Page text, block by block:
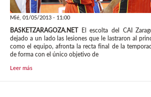
Mié, 01/05/2013 - 11:00
BASKETZARAGOZA.NET El escolta del CAI
dejado a un lado las lesiones que le lastraron al
como el equipo, afronta la recta final de la
de forma con el único objetivo de
Leer más